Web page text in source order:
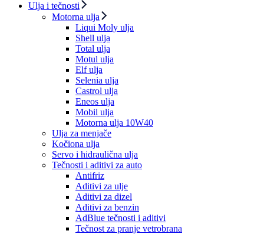
Ulja i tečnosti
Motorna ulja
Liqui Moly ulja
Shell ulja
Total ulja
Motul ulja
Elf ulja
Selenia ulja
Castrol ulja
Eneos ulja
Mobil ulja
Motorna ulja 10W40
Ulja za menjače
Kočiona ulja
Servo i hidraulična ulja
Tečnosti i aditivi za auto
Antifriz
Aditivi za ulje
Aditivi za dizel
Aditivi za benzin
AdBlue tečnosti i aditivi
Tečnost za pranje vetrobrana